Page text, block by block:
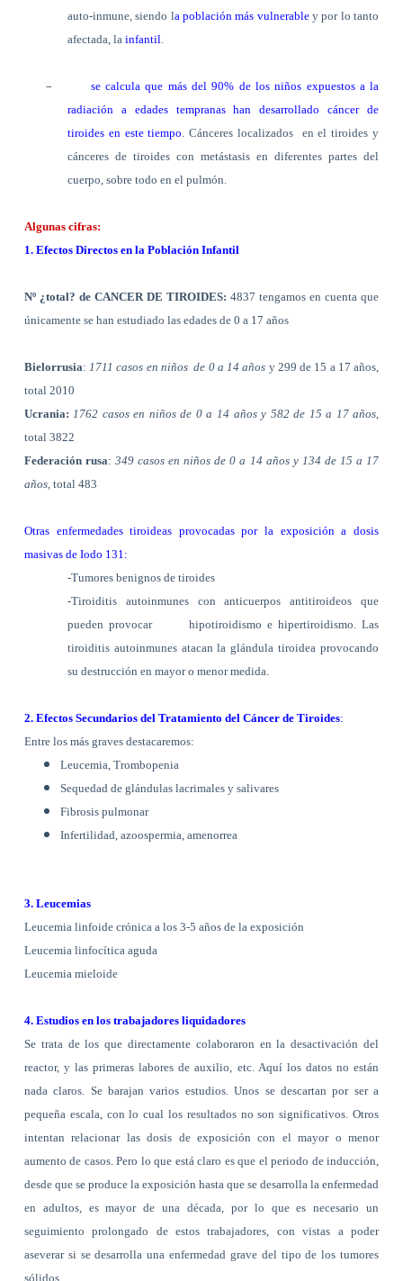
auto-inmune, siendo la población más vulnerabley por lo tanto
afectada, la infantil
–
se calcula que más del 90% de los niños expuestos a la
radiación a edades tempranas han desarrollado cáncer de
tiroides en este tiempo . Cánceres localizados
en el tiroides y
cánceres de tiroides con metástasis en diferentes partes del
cuerpo, sobre todo en el pulmón.
Algunas cifras:
1. Efectos Directos en la Población Infantil
Nº ¿total? de CANCER DE TIROIDES:4837 tengamos en cuenta que
únicamente se han estudiado las edades de 0 a 17 años
Bielorrusia: 1711 casos en niños de 0 a 14 años y 299 de 15 a 17 años,
total 2010
Ucrania: 1762 casos en niños de 0 a 14 años y 582 de 15 a 17 años
total 3822
Federación rusa:349 casos en niños de0 a 14 años y 134 de 15 a 17
años, total 483
Otras enfermedades tiroideas provocadas por la exposición a dosis
masivas de Iodo 131:
-Tumores benignos de tiroides
-Tiroiditis autoinmunes con anticuerpos antitiroideos que
pueden provocar
hipotiroidismo e hipertiroidismo. Las
tiroiditis autoinmunes atacan la glándula tiroidea provocando
su destrucción en mayor o menor medida.
2. Efectos Secundarios del Tratamiento del Cáncer de Tiroides:
Entre los más graves destacaremos:
Leucemia, Trombopenia
Sequedad de glándulas lacrimales y salivares
Fibrosis pulmonar
Infertilidad, azoospermia, amenorrea
3. Leucemias
Leucemia linfoide crónica a los 3-5 años de la exposición
Leucemia linfocítica aguda
Leucemia mieloide
4. Estudios en los trabajadores liquidadores
Se trata de los que directamente colaboraron en la desactivación del
reactor, y las primeras labores de auxilio, etc. Aquí los datos no están
nada claros. Se barajan varios estudios. Unos se descartan por ser a
pequeña escala, con lo cual los resultados no son significativos. Otros
intentan relacionar las dosis de exposición con el mayor o menor
aumento de casos. Pero lo que está claro es que el periodo de inducción,
desde que se produce la exposición hasta que se desarrolla la enfermedad
en adultos, es mayor de una década, por lo que es necesario un
seguimiento prolongado de estos trabajadores, con vistas a poder
aseverar si se desarrolla una enfermedad grave del tipo de los tumores
sólidos.